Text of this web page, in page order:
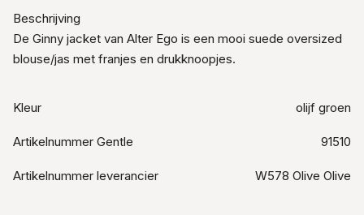
Beschrijving
De Ginny jacket van Alter Ego is een mooi suede oversized
blouse/jas met franjes en drukknoopjes.
Kleur olijf groen
Artikelnummer Gentle 91510
Artikelnummer leverancier W578 Olive Olive